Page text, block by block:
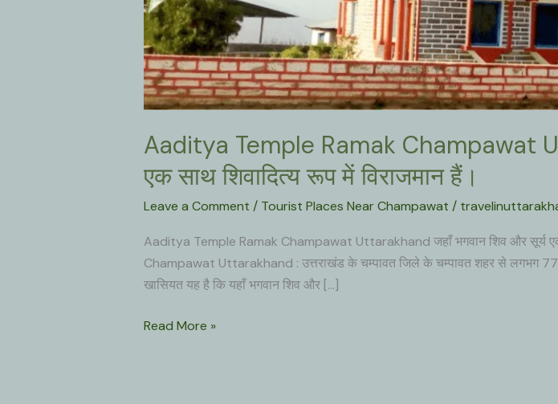
Aaditya Temple Ramak Champawat
एक साथ शिवादित्य रूप में विराजमान हैं।
Leave a Comment / Tourist Places Near Champawat /
Aaditya Temple Ramak Champawat Uttarakhand जहाँ भगवान शिव और सूर्य
Champawat Uttarakhand : उत्तराखंड के चम्पावत जिले के चम्पावत शहर से लगभग 77
खासियत यह है कि यहाँ भगवान शिव और […]
Aaditya
Read More »